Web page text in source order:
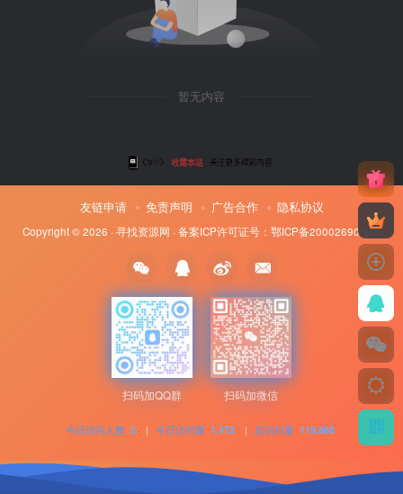
暂无内容
友链申请 免责声明 广告合作 隐私协议
Copyright © 2026 · 寻找资源网 · 备案ICP许可证号： 鄂ICP备20002690号-8
扫码加QQ群 扫码加微信
今日访问人数 2 | 今日访问量 1,472 | 总访问量 119,885